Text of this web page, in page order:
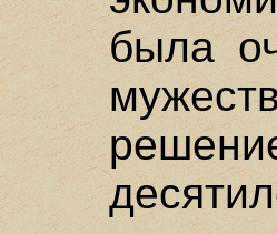
была